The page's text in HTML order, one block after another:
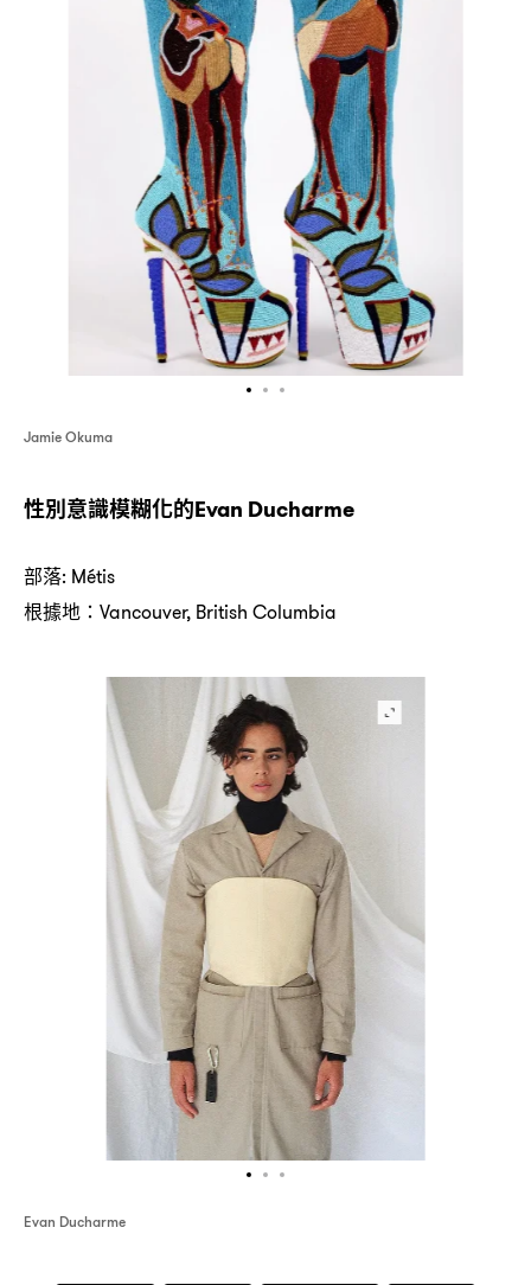
Jamie Okuma
性別意識模糊化的Evan Ducharme
部落: Métis
根據地 ：Vancouver, British Columbia
Evan Ducharme